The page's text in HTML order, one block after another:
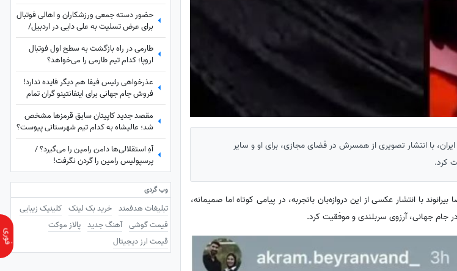
ایران، با انتشار تصویری از همسرش در فضای مجازی، برای او و سایر
کرد.
با انتشار عکسی از این دروازه‌بان باتجربه، در پیامی کوتاه اما صمیمانه،
جام جهانی، آرزوی سربلندی و موفقیت کرد.
حضور دسته جمعی ورزشکاران و اهالی فوتبال
برای عرض تسلیت به علی دایی در اردبیل/
رخت عزای شهریار فوتبال ایران در مقام اقوام
درجه یک+عکس
طارمی در راه بازگشت به سطح اول فوتبال
اروپا؛ کدام تیم طارمی را می‌خواهد؟
عذرخواهی رئیس فیفا هم دیگر فایده ندارد!
فروش جام جهانی برای اینفانتینو گران تمام
شد
مقصد جدید کاپیتان سابق قرمزها مشخص
شد؛ عالیشاه به کدام تیم شهرستانی پیوست؟
آهِ استقلالی‌ها دامن رامین را می‌گیرد؟ /
پرسپولیس رامین را گردن نگرفت!
وب گردی
تبلیغات هدفمند خرید بک لینک کلینیک زیبایی
قیمت گوشی آهنگ جدید پالاز موکت
قیمت ارز دیجیتال